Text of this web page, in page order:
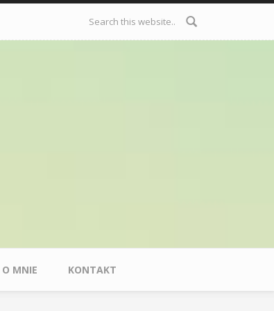
Formularz
wyszukiwania
O MNIE KONTAKT